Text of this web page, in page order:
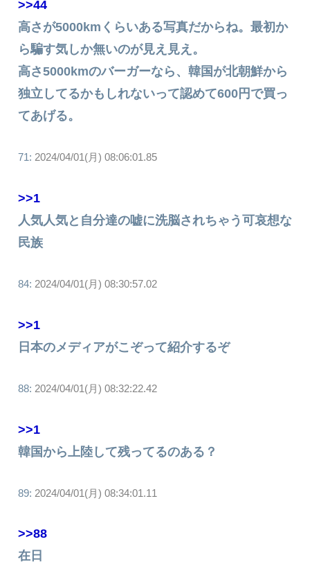
>>44
高さが5000kmくらいある写真だからね。最初か
ら騙す気しか無いのが見え見え。
高さ5000kmのバーガーなら、韓国が北朝鮮から
独立してるかもしれないって認めて600円で買っ
てあげる。
71: 2024/04/01(月) 08:06:01.85
>>1
人気人気と自分達の嘘に洗脳されちゃう可哀想な
民族
84: 2024/04/01(月) 08:30:57.02
>>1
日本のメディアがこぞって紹介するぞ
88: 2024/04/01(月) 08:32:22.42
>>1
韓国から上陸して残ってるのある？
89: 2024/04/01(月) 08:34:01.11
>>88
在日